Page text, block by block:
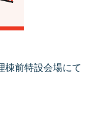
前特設会場にて